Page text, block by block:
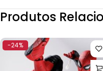
Produtos
-24%